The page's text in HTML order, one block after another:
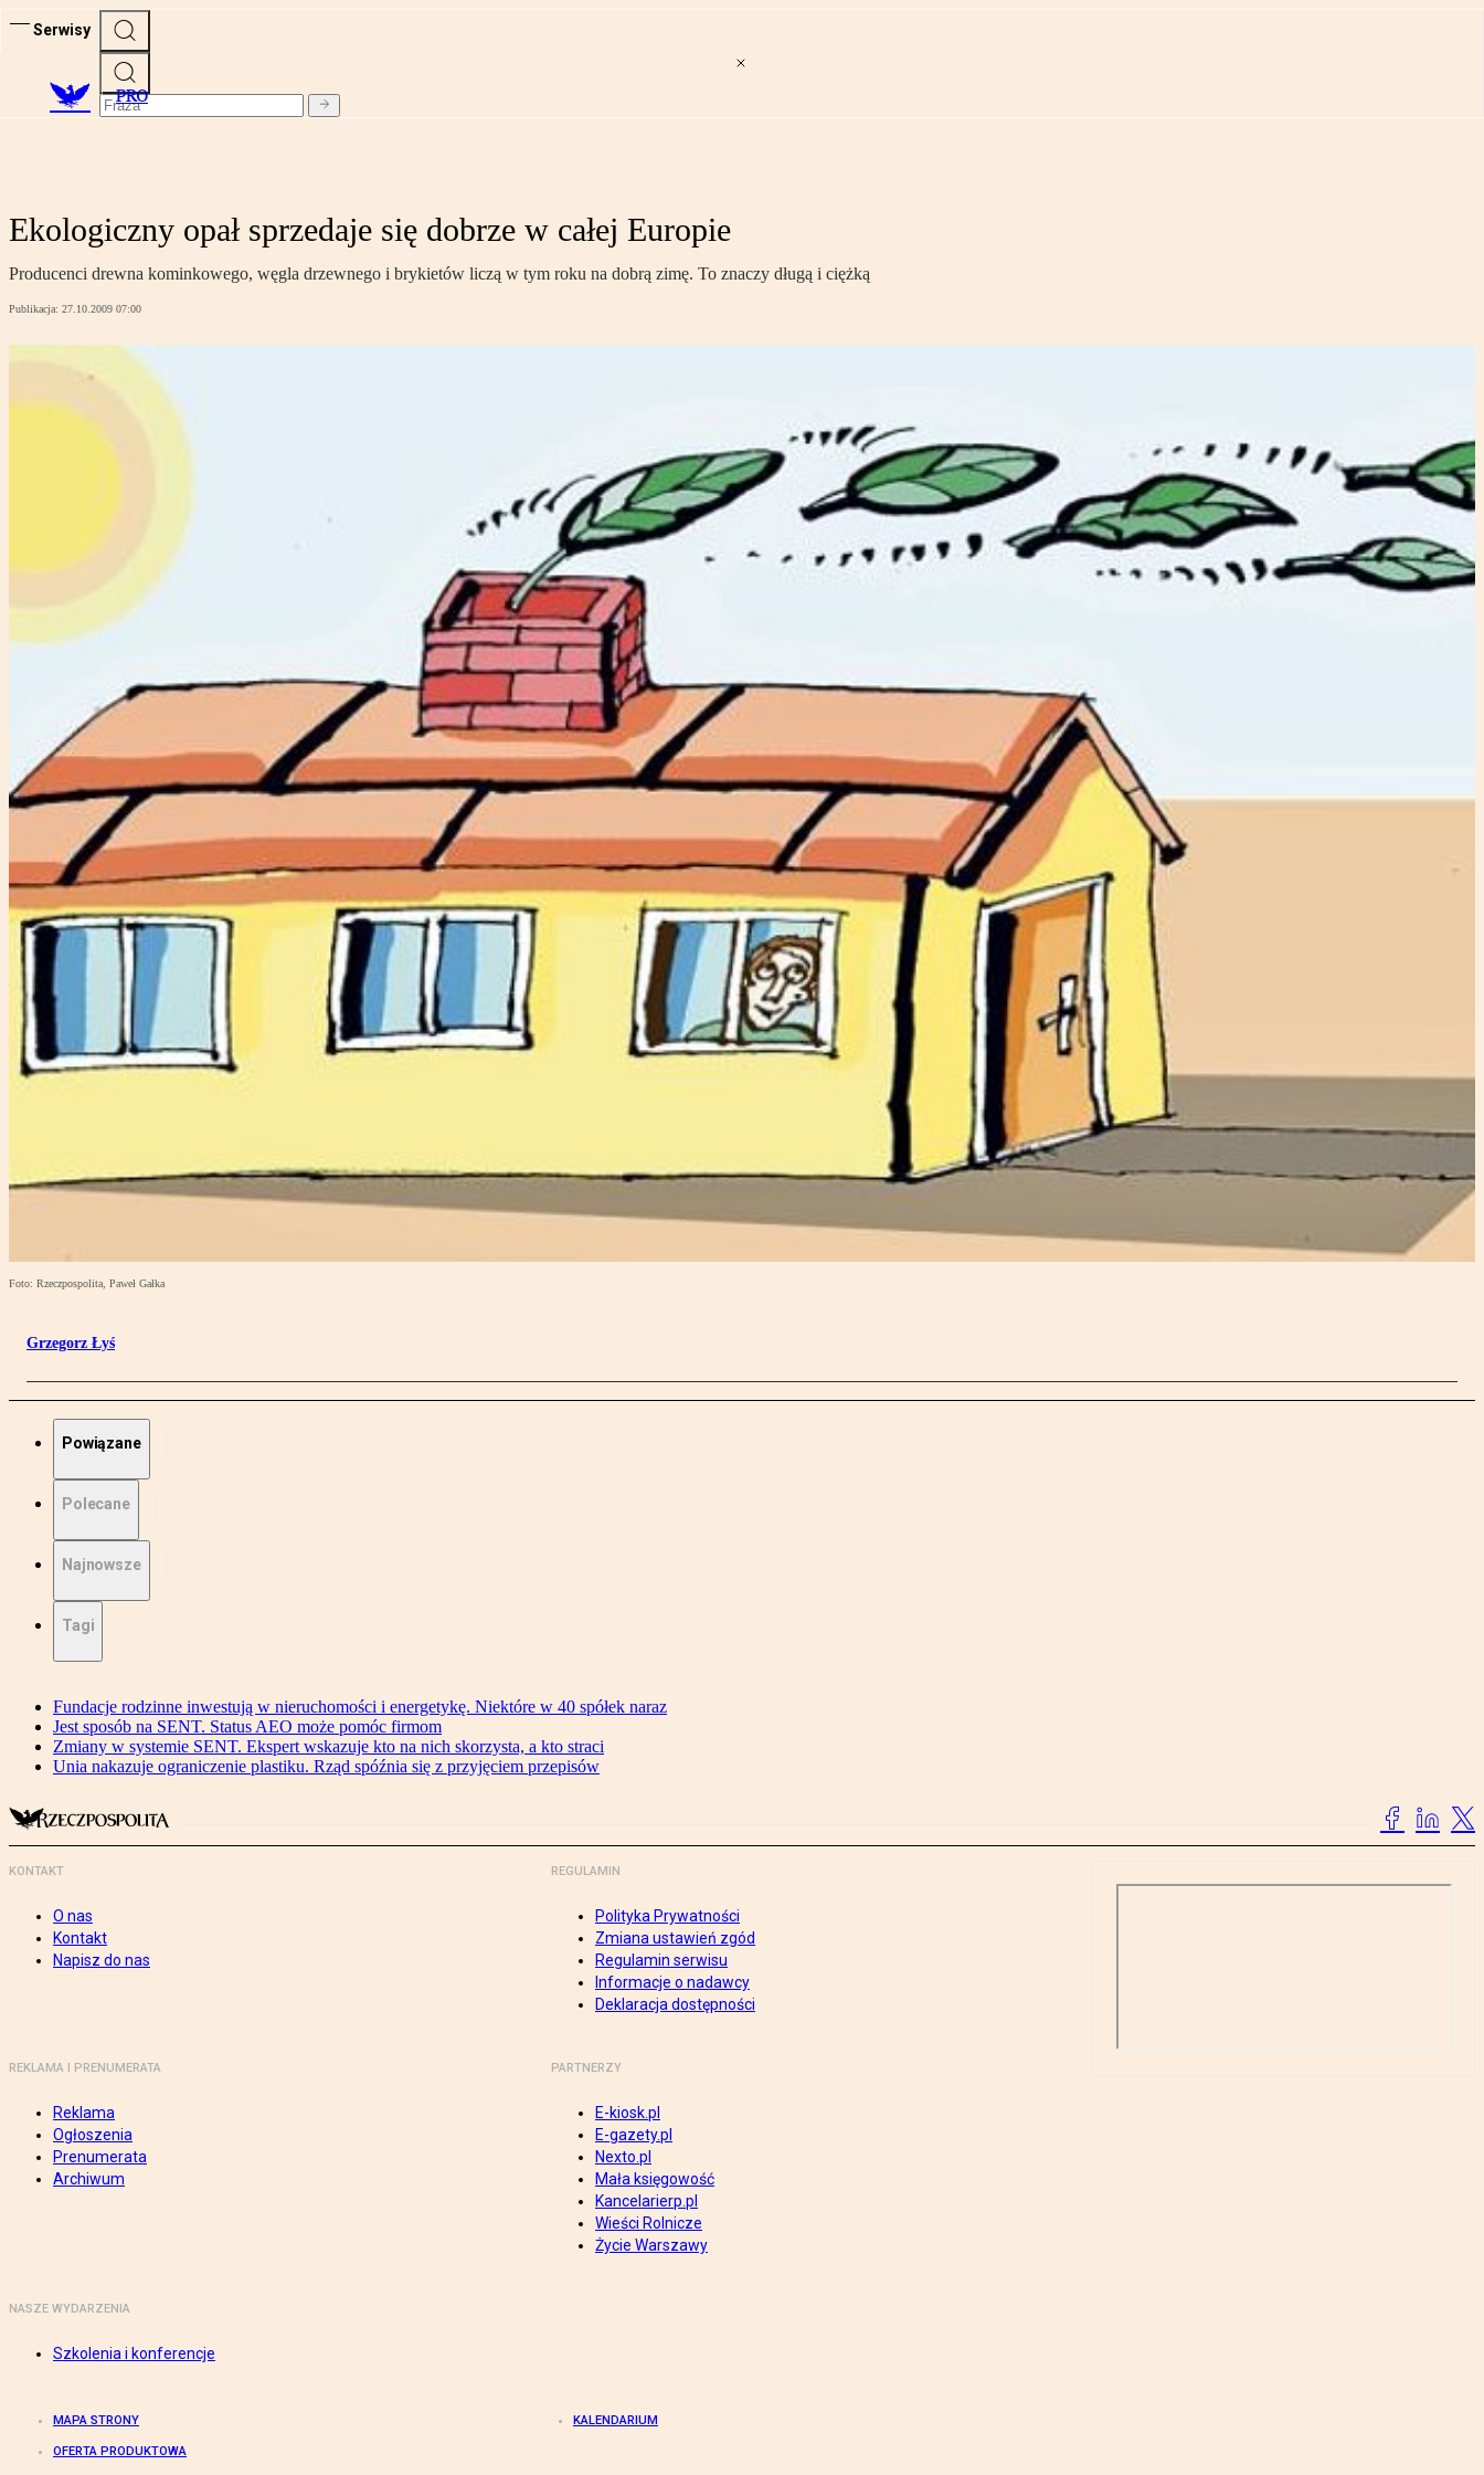
Serwisy
PRO
Ekologiczny opał sprzedaje się dobrze w całej Europie
Producenci drewna kominkowego, węgla drzewnego i brykietów liczą w tym roku na dobrą zimę. To znaczy długą i ciężką
Publikacja: 27.10.2009 07:00
Foto: Rzeczpospolita, Paweł Gałka
Grzegorz Łyś
Powiązane
Polecane
Najnowsze
Tagi
Fundacje rodzinne inwestują w nieruchomości i energetykę. Niektóre w 40 spółek naraz
Jest sposób na SENT. Status AEO może pomóc firmom
Zmiany w systemie SENT. Ekspert wskazuje kto na nich skorzysta, a kto straci
Unia nakazuje ograniczenie plastiku. Rząd spóźnia się z przyjęciem przepisów
KONTAKT
O nas
Kontakt
Napisz do nas
REGULAMIN
Polityka Prywatności
Zmiana ustawień zgód
Regulamin serwisu
Informacje o nadawcy
Deklaracja dostępności
REKLAMA I PRENUMERATA
Reklama
Ogłoszenia
Prenumerata
Archiwum
PARTNERZY
E-kiosk.pl
E-gazety.pl
Nexto.pl
Mała księgowość
Kancelarierp.pl
Wieści Rolnicze
Życie Warszawy
NASZE WYDARZENIA
Szkolenia i konferencje
MAPA STRONY KALENDARIUM
OFERTA PRODUKTOWA